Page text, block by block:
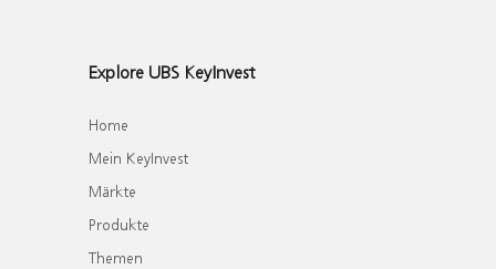
Explore UBS KeyInvest
Home
Mein KeyInvest
Märkte
Produkte
Themen